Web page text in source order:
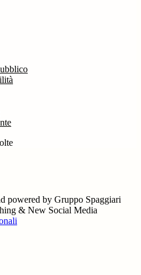
powered by Gruppo Spaggiari
& New Social Media